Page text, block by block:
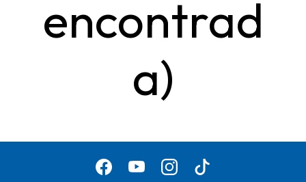
encontrad
a)